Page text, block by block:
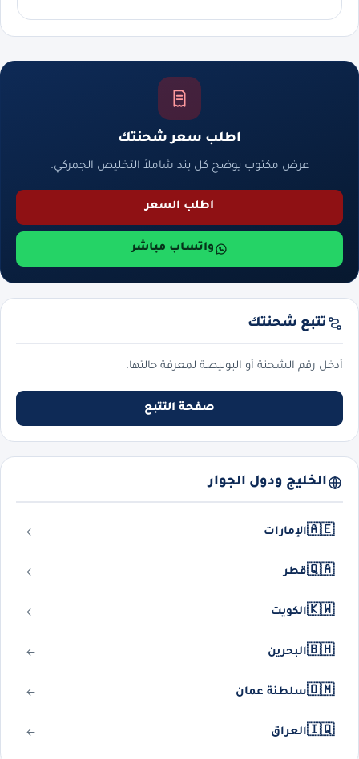
اطلب سعر شحنتك
عرض مكتوب يوضح كل بند شاملاً التخليص الجمركي.
اطلب السعر
واتساب مباشر
تتبع شحنتك
أدخل رقم الشحنة أو البوليصة لمعرفة حالتها.
صفحة التتبع
الخليج ودول الجوار
🇦🇪الإمارات
🇶🇦قطر
🇰🇼الكويت
🇧🇭البحرين
🇴🇲سلطنة عمان
🇮🇶العراق